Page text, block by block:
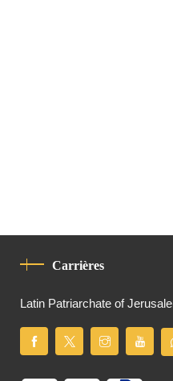
Carrières
Latin Patriarchate of